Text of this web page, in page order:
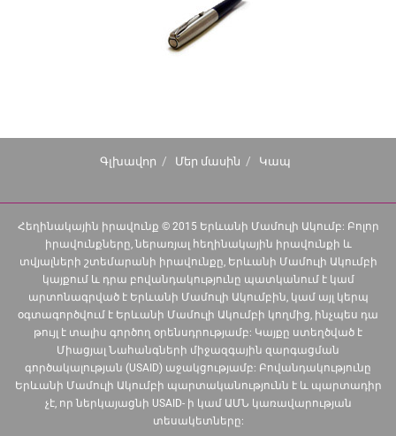
Գլխավոր Մեր մասին Կապ
Հեղինակային իրավունք © 2015 Երևանի Մամուլի Ակումբ: Բոլոր
իրավունքները, ներառյալ հեղինակային իրավունքի և
տվյալների շտեմարանի իրավունքը, Երևանի Մամուլի Ակումբի
կայքում և դրա բովանդակությունը պատկանում է կամ
արտոնագրված է Երևանի Մամուլի Ակումբին, կամ այլ կերպ
օգտագործվում է Երևանի Մամուլի Ակումբի կողմից, ինչպես դա
թույլ է տալիս գործող օրենսդրությամբ: Կայքը ստեղծված է
Միացյալ Նահանգների միջազգային զարգացման
գործակալության (USAID) աջակցությամբ: Բովանդակությունը
Երևանի Մամուլի Ակումբի պարտականությունն է և պարտադիր
չէ, որ ներկայացնի USAID- ի կամ ԱՄՆ կառավարության
տեսակետները: